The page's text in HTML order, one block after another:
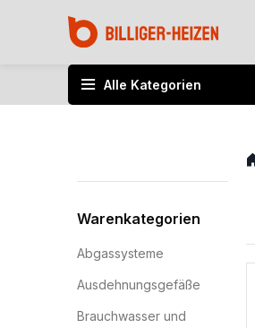
Alle Kategorien
Warenkategorien
Abgassysteme
Ausdehnungsgefäße
Brauchwasser und